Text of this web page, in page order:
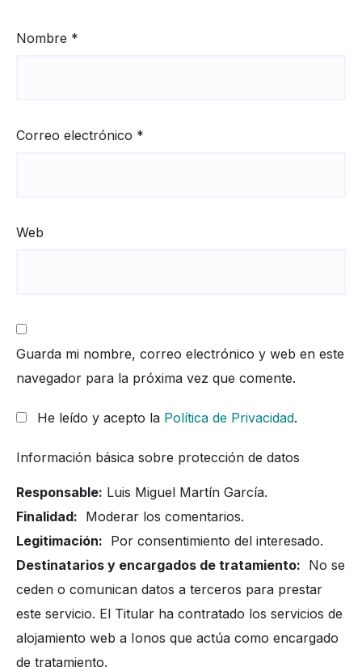
Nombre *
Correo electrónico *
Web
Guarda mi nombre, correo electrónico y web en este
navegador para la próxima vez que comente.
He leído y acepto la Política de Privacidad.
Información básica sobre protección de datos
Responsable: Luis Miguel Martín García.
Finalidad: Moderar los comentarios.
Legitimación: Por consentimiento del interesado.
Destinatarios y encargados de tratamiento: No se
ceden o comunican datos a terceros para prestar
este servicio. El Titular ha contratado los servicios de
alojamiento web a Ionos que actúa como encargado
de tratamiento.